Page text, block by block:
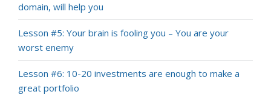
domain, will help you
Lesson #5: Your brain is fooling you – You are your
worst enemy
Lesson #6: 10-20 investments are enough to make a
great portfolio